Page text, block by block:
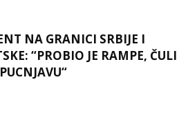
NA GRANICI SRBIJE I
“PROBIO JE RAMPE, ČULI